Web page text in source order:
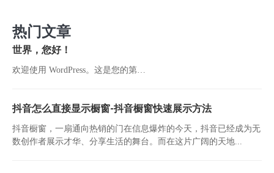
热门文章
世界，您好！
欢迎使用 WordPress。这是您的第…
抖音怎么直接显示橱窗-抖音橱窗快速展示方法
抖音橱窗，一扇通向热销的门在信息爆炸的今天，抖音已经成为无
数创作者展示才华、分享生活的舞台。而在这片广阔的天地...